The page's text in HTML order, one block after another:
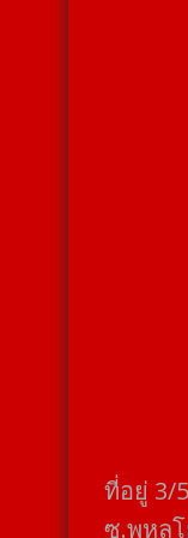
ที่อยู่​ 3/
ซ.พหล